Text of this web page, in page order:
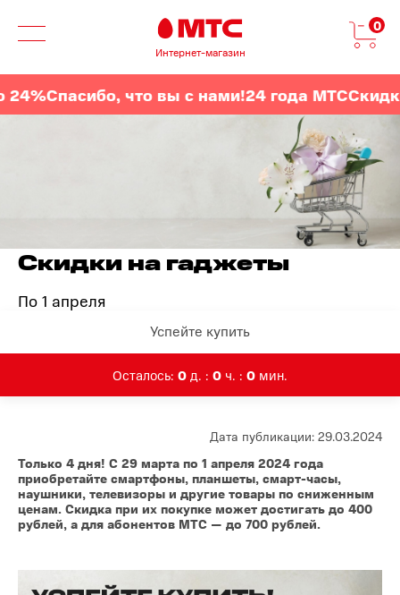
Интернет-магазин
0
Спасибо, что вы с нами!24 года МТССкидки до
Скидки на гаджеты
По 1 апреля
Успейте купить
Осталось: 0 д. : 0 ч. : 0 мин.
Дата публикации: 29.03.2024
Только 4 дня! С 29 марта по 1 апреля 2024 года
приобретайте смартфоны, планшеты, смарт-часы,
наушники, телевизоры и другие товары по сниженным
ценам. Скидка при их покупке может достигать до 400
рублей, а для абонентов МТС — до 700 рублей.